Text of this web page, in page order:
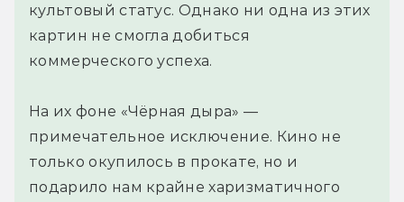
культовый статус. Однако ни одна из этих
картин не смогла добиться
коммерческого успеха.
На их фоне «Чёрная дыра» —
примечательное исключение. Кино не
только окупилось в прокате, но и
подарило нам крайне харизматичного